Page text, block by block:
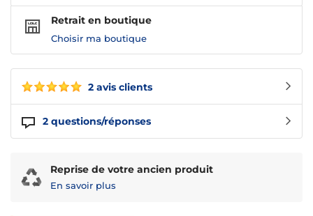
2 avis clients
2 questions/réponses
Retrait en boutique
Choisir ma boutique
Reprise de votre ancien produit
En savoir plus